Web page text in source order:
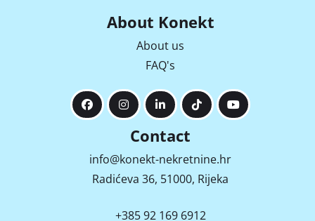
About Konekt
About us
FAQ's
Contact
info@konekt-nekretnine.hr
Radićeva 36, 51000, Rijeka
+385 92 169 6912